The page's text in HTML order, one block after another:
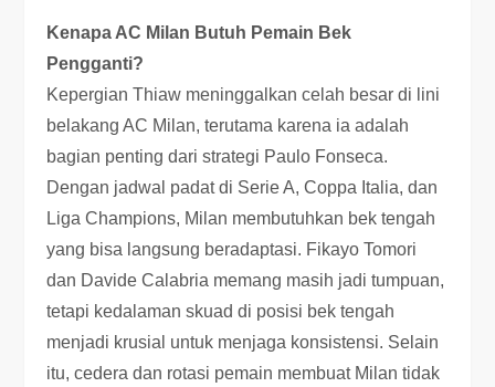
Kenapa AC Milan Butuh Pemain Bek
Pengganti?
Kepergian Thiaw meninggalkan celah besar di lini
belakang AC Milan, terutama karena ia adalah
bagian penting dari strategi Paulo Fonseca.
Dengan jadwal padat di Serie A, Coppa Italia, dan
Liga Champions, Milan membutuhkan bek tengah
yang bisa langsung beradaptasi. Fikayo Tomori
dan Davide Calabria memang masih jadi tumpuan,
tetapi kedalaman skuad di posisi bek tengah
menjadi krusial untuk menjaga konsistensi. Selain
itu, cedera dan rotasi pemain membuat Milan tidak